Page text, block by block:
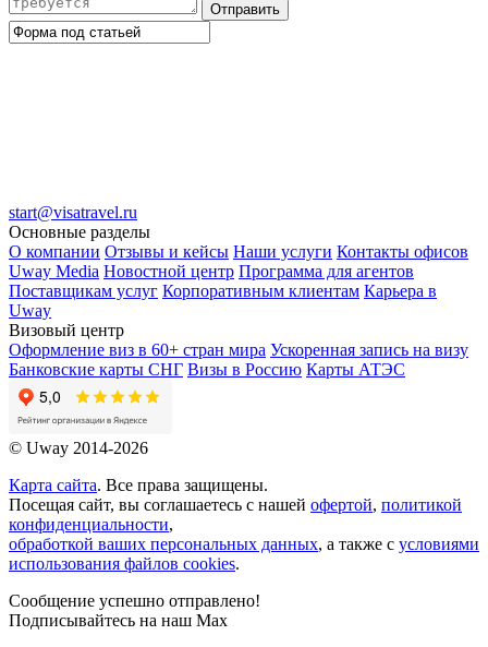
Отправить
start@visatravel.ru
Основные разделы
О компании Отзывы и кейсы Наши услуги Контакты офисов
Uway Media Новостной центр Программа для агентов
Поставщикам услуг Корпоративным клиентам Карьера в
Uway
Визовый центр
Оформление виз в 60+ стран мира Ускоренная запись на визу
Банковские карты СНГ Визы в Россию Карты АТЭС
© Uway 2014-2026
Карта сайта. Все права защищены.
Посещая сайт, вы соглашаетесь с нашей офертой, политикой
конфиденциальности,
обработкой ваших персональных данных, а также с условиями
использования файлов cookies.
Сообщение успешно отправлено!
Подписывайтесь на наш Max